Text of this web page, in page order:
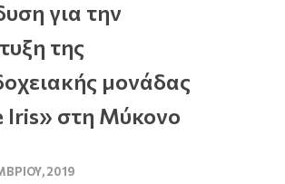
για την
της
μονάδας
Ιris» στη Μύκονο
2019